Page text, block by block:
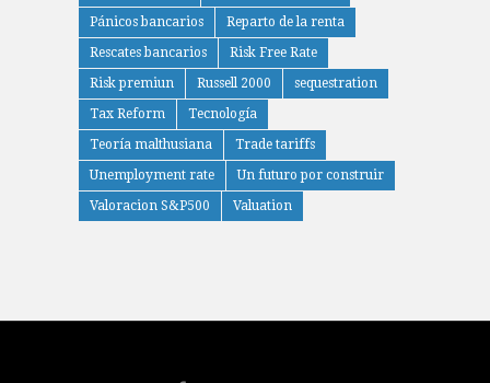
Pánicos bancarios
Reparto de la renta
Rescates bancarios
Risk Free Rate
Risk premiun
Russell 2000
sequestration
Tax Reform
Tecnología
Teoría malthusiana
Trade tariffs
Unemployment rate
Un futuro por construir
Valoracion S&P500
Valuation